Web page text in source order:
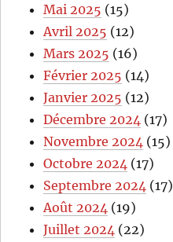
Mai 2025 (15)
Avril 2025 (12)
Mars 2025 (16)
Février 2025 (14)
Janvier 2025 (12)
Décembre 2024 (17)
Novembre 2024 (15)
Octobre 2024 (17)
Septembre 2024 (17)
Août 2024 (19)
Juillet 2024 (22)